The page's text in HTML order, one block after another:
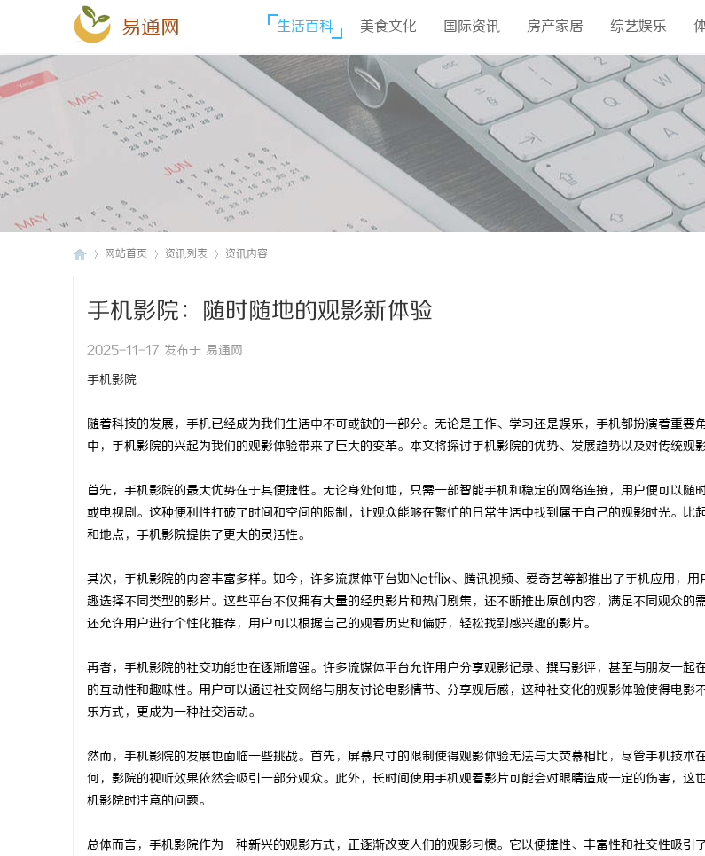
易通网 生活百科 美食文化 国际资讯 房产家居 综艺娱乐
网站首页 资讯列表 资讯内容
手机影院：随时随地的观影新体验
2025-11-17 发布于 易通网
手机影院
随着科技的发展，手机已经成为我们生活中不可或缺的一部分。无论是工作、学习还是娱乐，手机都扮演着重要
中，手机影院的兴起为我们的观影体验带来了巨大的变革。本文将探讨手机影院的优势、发展趋势以及对传统观
首先，手机影院的最大优势在于其便捷性。无论身处何地，只需一部智能手机和稳定的网络连接，用户便可以随
或电视剧。这种便利性打破了时间和空间的限制，让观众能够在繁忙的日常生活中找到属于自己的观影时光。比
和地点，手机影院提供了更大的灵活性。
其次，手机影院的内容丰富多样。如今，许多流媒体平台如Netflix、腾讯视频、爱奇艺等都推出了手机应用，用
趣选择不同类型的影片。这些平台不仅拥有大量的经典影片和热门剧集，还不断推出原创内容，满足不同观众的
还允许用户进行个性化推荐，用户可以根据自己的观看历史和偏好，轻松找到感兴趣的影片。
再者，手机影院的社交功能也在逐渐增强。许多流媒体平台允许用户分享观影记录、撰写影评，甚至与朋友一起
的互动性和趣味性。用户可以通过社交网络与朋友讨论电影情节、分享观后感，这种社交化的观影体验使得电影
乐方式，更成为一种社交活动。
然而，手机影院的发展也面临一些挑战。首先，屏幕尺寸的限制使得观影体验无法与大荧幕相比，尽管手机技术
何，影院的视听效果依然会吸引一部分观众。此外，长时间使用手机观看影片可能会对眼睛造成一定的伤害，这
机影院时注意的问题。
总体而言，手机影院作为一种新兴的观影方式，正逐渐改变人们的观影习惯。它以便捷性、丰富性和社交性吸引
全解析 市场开拓